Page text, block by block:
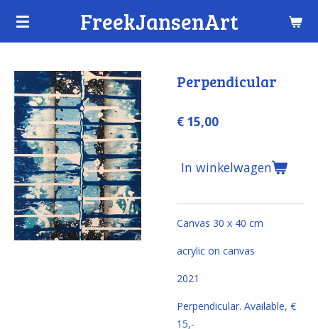
Ga
hoofdinhoud
FreekJansenArt
Perpendicular
€ 15,00
In winkelwagen
Canvas 30 x 40 cm
acrylic on canvas
2021
Perpendicular. Available, €
15,-